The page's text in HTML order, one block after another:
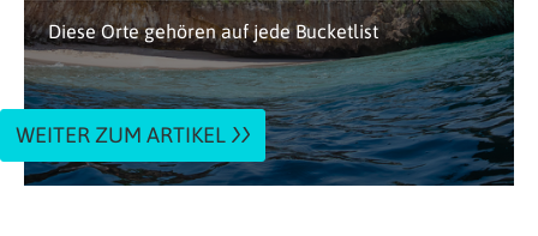
Diese Orte gehören auf jede Bucketlist
WEITER ZUM ARTIKEL